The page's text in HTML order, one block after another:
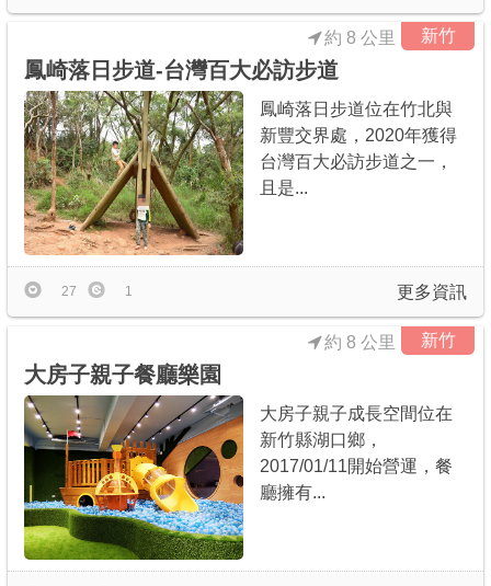
新竹
約 8 公里
鳳崎落日步道-台灣百大必訪步道
鳳崎落日步道位在竹北與
新豐交界處，2020年獲得
台灣百大必訪步道之一，
且是...
更多資訊
27 1
新竹
約 8 公里
大房子親子餐廳樂園
大房子親子成長空間位在
新竹縣湖口鄉，
2017/01/11開始營運，餐
廳擁有...